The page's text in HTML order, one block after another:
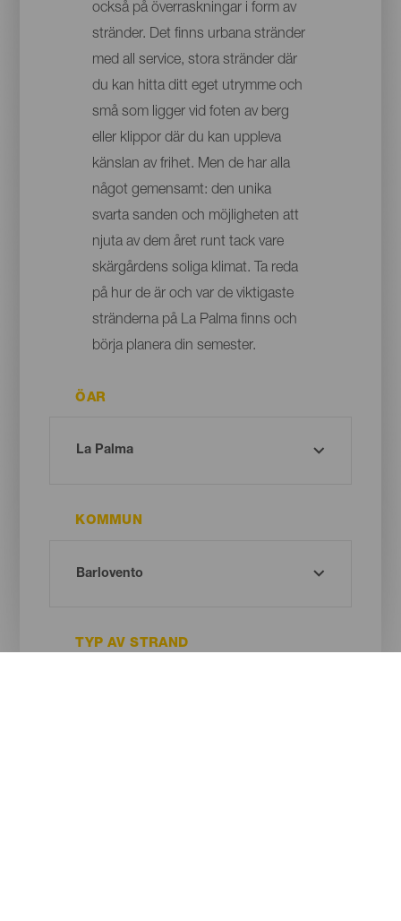
också på överraskningar i form av
stränder. Det finns urbana stränder
med all service, stora stränder där
du kan hitta ditt eget utrymme och
små som ligger vid foten av berg
eller klippor där du kan uppleva
känslan av frihet. Men de har alla
något gemensamt: den unika
svarta sanden och möjligheten att
njuta av dem året runt tack vare
skärgårdens soliga klimat. Ta reda
på hur de är och var de viktigaste
stränderna på La Palma finns och
börja planera din semester.
ÖAR
KOMMUN
TYP AV STRAND